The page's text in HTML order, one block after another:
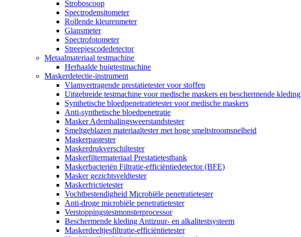
Stroboscoop
Spectrodensitometer
Rollende kleurenmeter
Glansmeter
Spectrofotometer
Streepjescodedetector
Metaalmateriaal testmachine
Herhaalde buigtestmachine
Maskerdetectie-instrument
Vlamvertragende prestatietester voor stoffen
Uitgebreide testmachine voor medische maskers en beschermende kleding
Synthetische bloedpenetratietester voor medische maskers
Anti-synthetische bloedpenetratie
Masker Ademhalingsweerstandstester
Smeltgeblazen materiaaltester met hoge smeltstroomsnelheid
Maskerpastester
Maskerdrukverschiltester
Maskerfiltermateriaal Prestatietestbank
Maskerbacteriën Filtratie-efficiëntiedetector (BFE)
Masker gezichtsveldtester
Maskerfrictietester
Vochtbestendigheid Microbiële penetratietester
Anti-droge microbiële penetratietester
Verstoppingstestmonsterprocessor
Beschermende kleding Antizuur- en alkalitestsysteem
Maskerdeeltjesfiltratie-efficiëntietester